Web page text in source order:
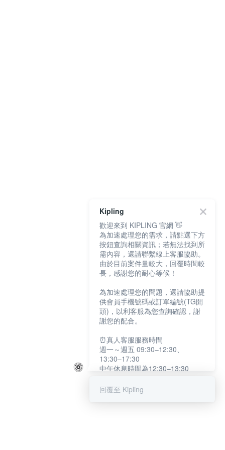
Kipling
歡迎來到 KIPLING 官網 👋
為加速處理您的需求，請點選下方
按鈕查詢相關資訊；若無法找到所
需內容，還請聯繫線上客服協助。
由於目前案件量較大，回覆時間較
長，感謝您的耐心等候！
為加速處理您的問題，還請協助提
供會員手機號碼或訂單編號(TG開
頭)，以利客服為您查詢確認，謝
謝您的配合。
⏰真人客服服務時間
週一～週五 09:30–12:30、
13:30–17:30
中午休息時間為12:30–13:30
提醒您：系統會自動已讀訊息，如
回覆至 Kipling